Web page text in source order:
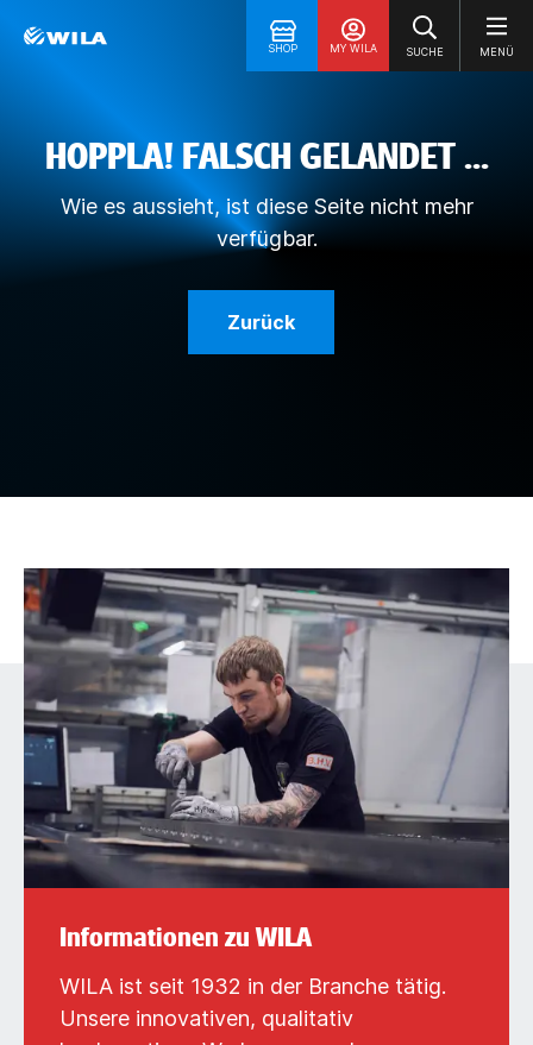
SHOP MY WILA SUCHE MENÜ
HOPPLA! FALSCH GELANDET ...
Wie es aussieht, ist diese Seite nicht mehr
verfügbar.
Zurück
Informationen zu WILA
WILA ist seit 1932 in der Branche tätig.
Unsere innovativen, qualitativ